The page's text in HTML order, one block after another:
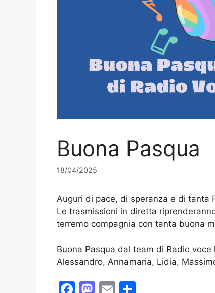
Buona Pasqua
18/04/2025
Auguri di pace, di speranza e di tanta
Le trasmissioni in diretta
terremo compagnia con tanta buona
Buona Pasqua dal team di Radio voce
Alessandro, Annamaria, Lidia,